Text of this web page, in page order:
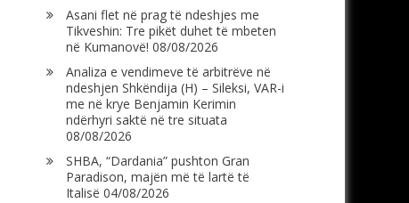
Asani flet në prag të ndeshjes me
Tikveshin: Tre pikët duhet të mbeten
në Kumanovë! 08/08/2026
Analiza e vendimeve të arbitrëve në
ndeshjen Shkëndija (H) – Sileksi, VAR-i
me në krye Benjamin Kerimin
ndërhyri saktë në tre situata
08/08/2026
SHBA, “Dardania” pushton Gran
Paradison, majën më të lartë të
Italisë 04/08/2026